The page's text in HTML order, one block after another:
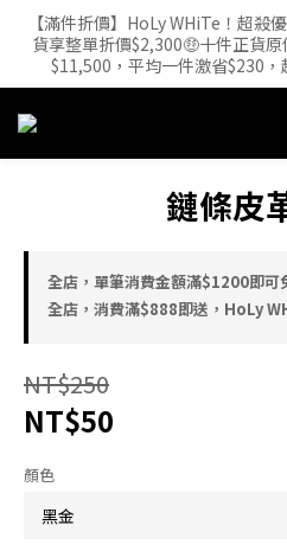
【外泌體精華液】新品正裝精華
1ml 含6.52億顆外泌體（精
【滿件折價】HoLy WHiTe！超殺
貨享整單折價$2,300🤑十件正貨
$11,500，平均一件激省$230，
HoLy WHiTe 新品 【激活新生精華
【外泌體精華液】新品正裝精華液
1ml 含6.52億顆外泌體（精
鏈條皮
全店，單筆消費金額滿$1200即可
全店，消費滿$888即送，HoLy
NT$250
NT$50
顏色